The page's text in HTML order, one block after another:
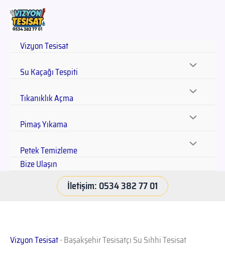
Vizyon Tesisat
Su Kaçağı Tespiti
Tıkanıklık Açma
Pimaş Yıkama
Petek Temizleme
Bize Ulaşın
İletişim: 0534 382 77 01
Vizyon Tesisat-Başakşehir Tesisatçı Su Sıhhi Tesisat